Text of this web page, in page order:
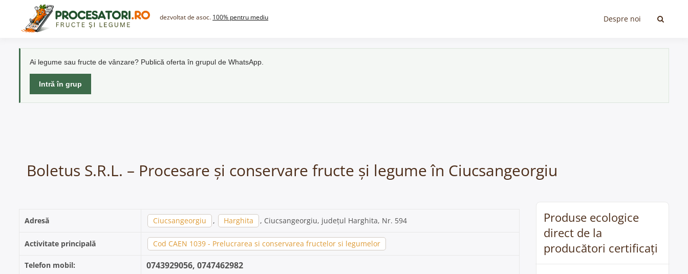
content
dezvoltat de asoc. 100% pentru mediu Despre noi
Ai legume sau fructe de vânzare? Publică oferta în grupul de WhatsApp.
Intră în grup
Boletus S.R.L. – Procesare și conservare fructe și legume în Ciucsangeorgiu
Adresă Ciucsangeorgiu , Harghita , Ciucsangeorgiu, județul Harghita, Nr. 594
Activitate principală Cod CAEN 1039 - Prelucrarea si conservarea fructelor si legumelor
Telefon mobil: 0743929056, 0747462982
Produse ecologice
direct de la
producători certificați